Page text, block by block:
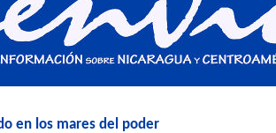
en los mares del poder